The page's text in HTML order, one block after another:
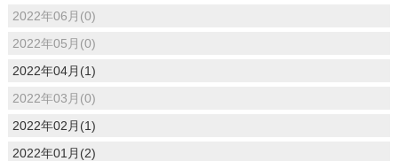
2022年06月(0)
2022年05月(0)
2022年04月(1)
2022年03月(0)
2022年02月(1)
2022年01月(2)